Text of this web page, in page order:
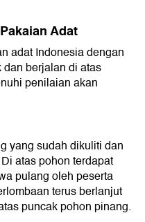
Adat
adat Indonesia dengan
berjalan di atas
penilaian akan
yang sudah dikuliti dan
atas pohon terdapat
pulang oleh peserta
terus berlanjut
puncak pohon pinang.